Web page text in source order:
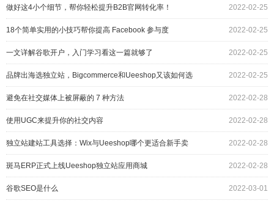
做好这4小个细节，帮你轻松提升B2B官网转化率！ 2022-02-25
18个简单实用的小技巧帮你提高 Facebook 参与度 2022-02-25
一文详解谷歌开户，入门学习看这一篇就够了 2022-02-25
品牌出海选独立站，Bigcommerce和Ueeshop又该如何选
择？
2022-02-25
避免在社交媒体上被屏蔽的 7 种方法 2022-02-28
使用UGC来提升你的社交内容 2022-02-28
独立站建站工具选择：Wix与Ueeshop哪个更适合新手卖
家？
2022-02-28
斑马ERP正式上线Ueeshop独立站应用商城 2022-02-28
谷歌SEO是什么 2022-03-01